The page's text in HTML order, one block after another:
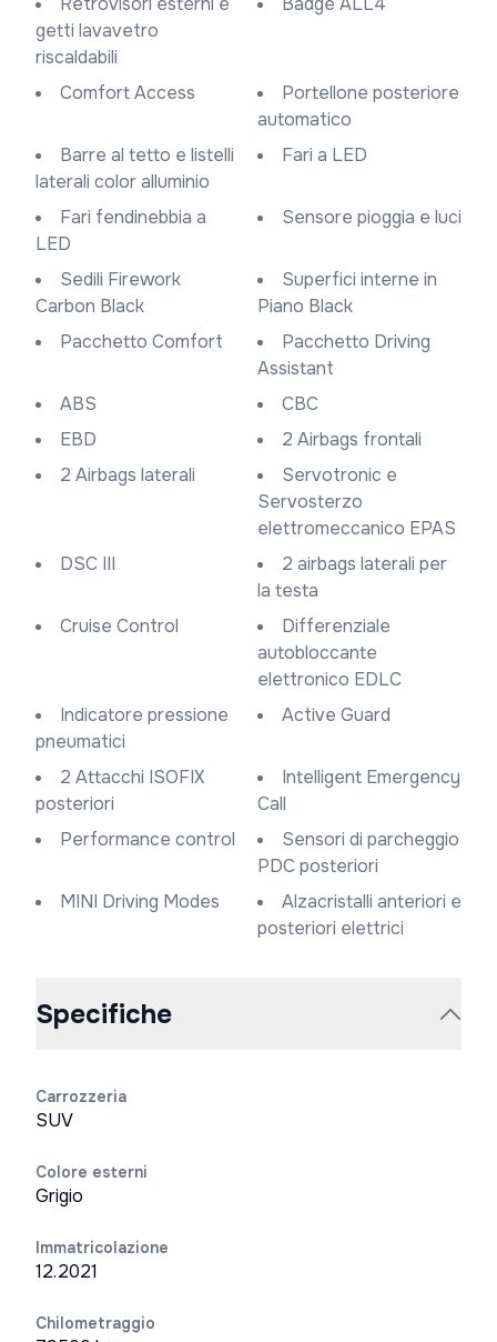
getti lavavetro
riscaldabili
Comfort Access
Portellone posteriore
automatico
Barre al tetto e listelli
laterali color alluminio
Fari a LED
Fari fendinebbia a
LED
Sensore pioggia e luci
Sedili Firework
Carbon Black
Superfici interne in
Piano Black
Pacchetto Comfort
Pacchetto Driving
Assistant
ABS
CBC
EBD
2 Airbags frontali
2 Airbags laterali
Servotronic e
Servosterzo
elettromeccanico EPAS
DSC III
2 airbags laterali per
la testa
Cruise Control
Differenziale
autobloccante
elettronico EDLC
Indicatore pressione
pneumatici
Active Guard
2 Attacchi ISOFIX
posteriori
Intelligent Emergency
Call
Performance control
Sensori di parcheggio
PDC posteriori
MINI Driving Modes
Alzacristalli anteriori e
posteriori elettrici
Specifiche
Carrozzeria
SUV
Colore esterni
Grigio
Immatricolazione
12.2021
Chilometraggio